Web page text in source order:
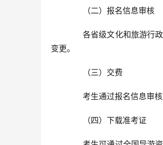
（二）报名信息审核
各省级文化和旅游行政
变更。
（三）交费
考生通过报名信息审核
（四）下载准考证